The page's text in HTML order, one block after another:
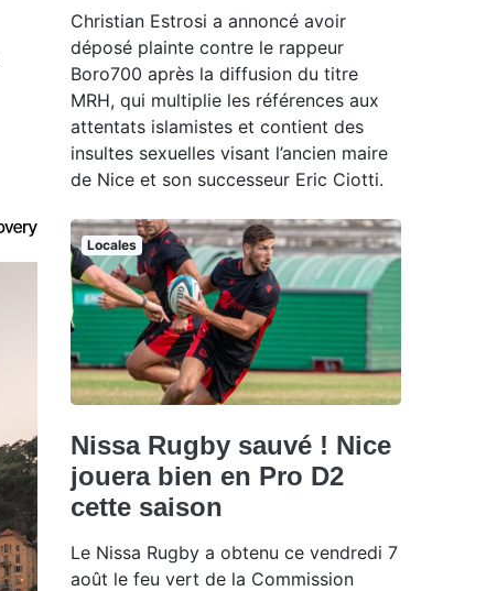
Christian Estrosi a annoncé avoir
déposé plainte contre le rappeur
Boro700 après la diffusion du titre
MRH, qui multiplie les références aux
attentats islamistes et contient des
insultes sexuelles visant l’ancien maire
de Nice et son successeur Eric Ciotti.
Locales
Nissa Rugby sauvé ! Nice
jouera bien en Pro D2
cette saison
Le Nissa Rugby a obtenu ce vendredi 7
août le feu vert de la Commission